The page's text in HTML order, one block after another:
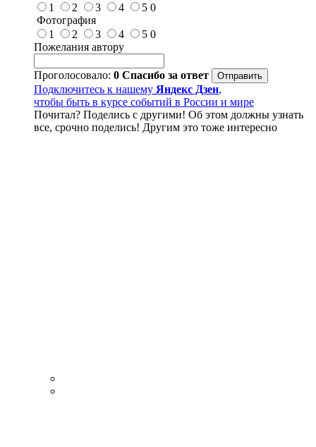
1
2 3 4 5 0
Фотография
1
2 3 4 5 0
Пожелания автору
Проголосовало: 0 Спасибо за ответ
Подключитесь к нашему Яндекс Дзен,
чтобы быть в курсе событий в России и мире
Почитал? Поделись с другими! Об этом должны узнать
все, срочно поделись! Другим это тоже интересно